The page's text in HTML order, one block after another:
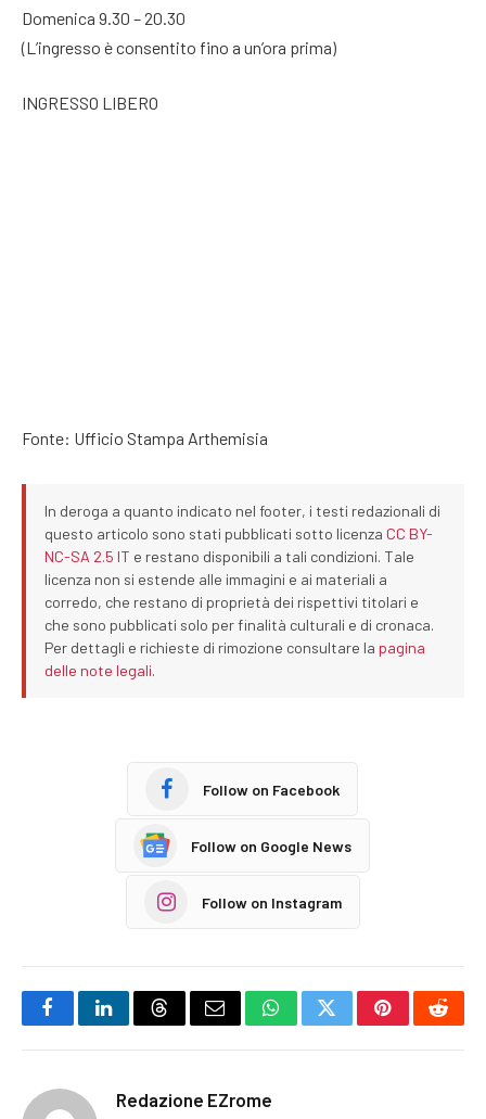
Domenica 9.30 – 20.30
(L’ingresso è consentito fino a un’ora prima)
INGRESSO LIBERO
Fonte: Ufficio Stampa Arthemisia
In deroga a quanto indicato nel footer, i testi redazionali di
questo articolo sono stati pubblicati sotto licenza CC BY-
NC-SA 2.5 IT e restano disponibili a tali condizioni. Tale
licenza non si estende alle immagini e ai materiali a
corredo, che restano di proprietà dei rispettivi titolari e
che sono pubblicati solo per finalità culturali e di cronaca.
Per dettagli e richieste di rimozione consultare la pagina
delle note legali.
Follow on Facebook
Follow on Google News
Follow on Instagram
FacebookLinkedInThreadsEmail WhatsAppTwitterPinterest
Redazione EZrome